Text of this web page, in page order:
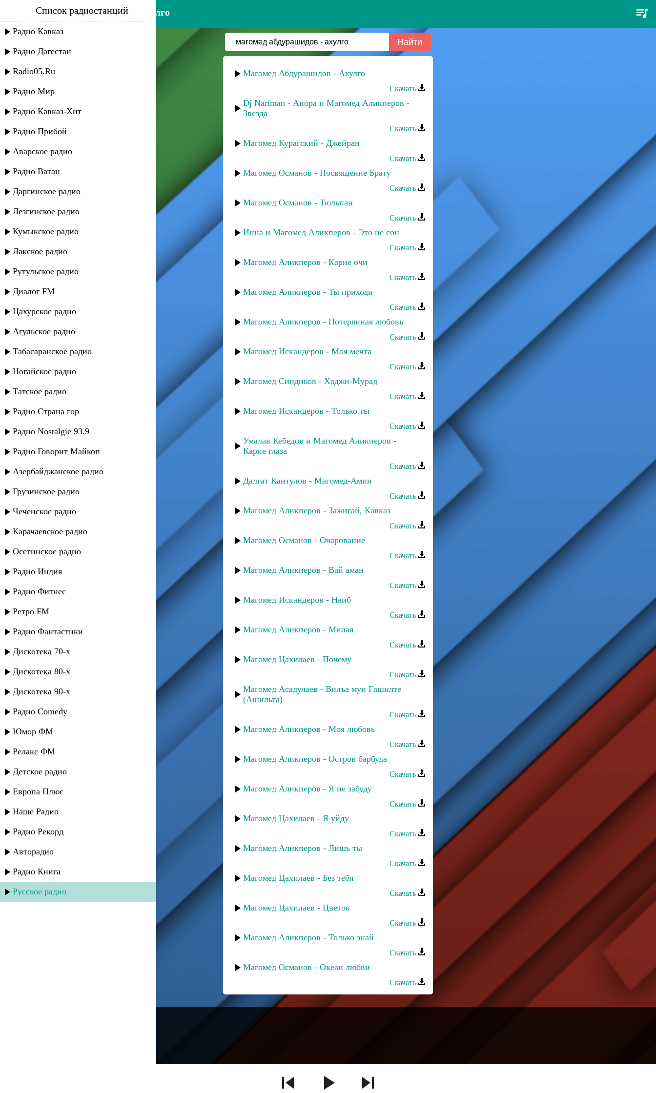
магомед абдурашидов - ахулго
Список радиостанций
Радио Кавказ
Радио Дагестан
Radio05.Ru
Радио Мир
Радио Кавказ-Хит
Радио Прибой
Аварское радио
Радио Ватан
Даргинское радио
Лезгинское радио
Кумыкское радио
Лакское радио
Рутульское радио
Диалог FM
Цахурское радио
Агульское радио
Табасаранское радио
Ногайское радио
Татское радио
Радио Страна гор
Радио Nostalgie 93.9
Радио Говорит Майкоп
Азербайджанское радио
Грузинское радио
Чеченское радио
Карачаевское радио
Осетинское радио
Радио Индия
Радио Фитнес
Ретро FM
Радио Фантастики
Дискотека 70-х
Дискотека 80-х
Дискотека 90-х
Радио Comedy
Юмор ФМ
Релакс ФМ
Детское радио
Европа Плюс
Наше Радио
Радио Рекорд
Авторадио
Радио Книга
Русское радио
Магомед Абдурашидов - Ахулго
Скачать
Dj Nariman - Анора и Магомед Аликперов -
Звезда
Скачать
Магомед Курагский - Джейран
Скачать
Магомед Османов - Посвящение Брату
Скачать
Магомед Османов - Тюльпан
Скачать
Инна и Магомед Аликперов - Это не сон
Скачать
Магомед Аликперов - Карие очи
Скачать
Магомед Аликперов - Ты приходи
Скачать
Магомед Аликперов - Потерянная любовь
Скачать
Магомед Искандеров - Моя мечта
Скачать
Магомед Синдиков - Хаджи-Мурад
Скачать
Магомед Искандеров - Только ты
Скачать
Умалав Кебедов и Магомед Аликперов -
Карие глаза
Скачать
Далгат Кантулов - Магомед-Амин
Скачать
Магомед Аликперов - Зажигай, Кавказ
Скачать
Магомед Османов - Очарование
Скачать
Магомед Аликперов - Вай аман
Скачать
Магомед Искандеров - Наиб
Скачать
Магомед Аликперов - Милая
Скачать
Магомед Цахилаев - Почему
Скачать
Магомед Асадулаев - Вилъа мун Гашилте
(Ашильта)
Скачать
Магомед Аликперов - Моя любовь
Скачать
Магомед Аликперов - Остров барбуда
Скачать
Магомед Аликперов - Я не забуду
Скачать
Магомед Цахилаев - Я уйду
Скачать
Магомед Аликперов - Лишь ты
Скачать
Магомед Цахилаев - Без тебя
Скачать
Магомед Цахилаев - Цветок
Скачать
Магомед Аликперов - Только знай
Скачать
Магомед Османов - Океан любви
Скачать